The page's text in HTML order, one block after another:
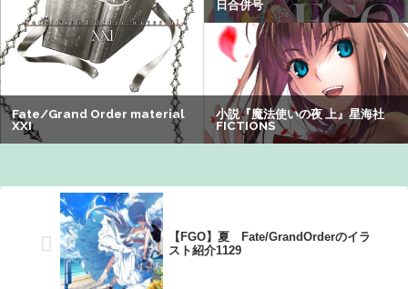
【悲報】女子自転車競技、ブラに綿を詰めまくって空気抵
抗を減らすチート技が発覚ｗｗｗ
【閲覧注意】元臆女キャバ嬢の首吊り自配信、拡散されま
くって終わるｗｗｗｗｗｗｗ
【画像】オタク「実際にプレイしたらわかるけどライザは
ｗ：26/08/06のニュース
【FGO】夏 Fate/GrandOrderのイラ
スト紹介1129